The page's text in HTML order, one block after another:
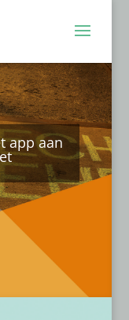
app aan